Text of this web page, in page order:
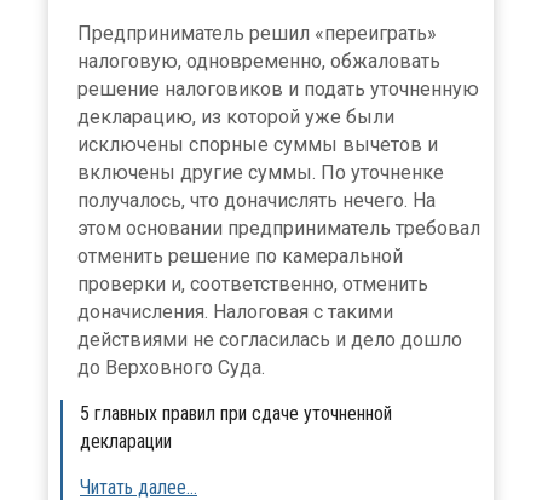
Предприниматель решил «переиграть»
налоговую, одновременно, обжаловать
решение налоговиков и подать уточненную
декларацию, из которой уже были
исключены спорные суммы вычетов и
включены другие суммы. По уточненке
получалось, что доначислять нечего. На
этом основании предприниматель требовал
отменить решение по камеральной
проверки и, соответственно, отменить
доначисления. Налоговая с такими
действиями не согласилась и дело дошло
до Верховного Суда.
5 главных правил при сдаче уточненной
декларации
Читать далее...